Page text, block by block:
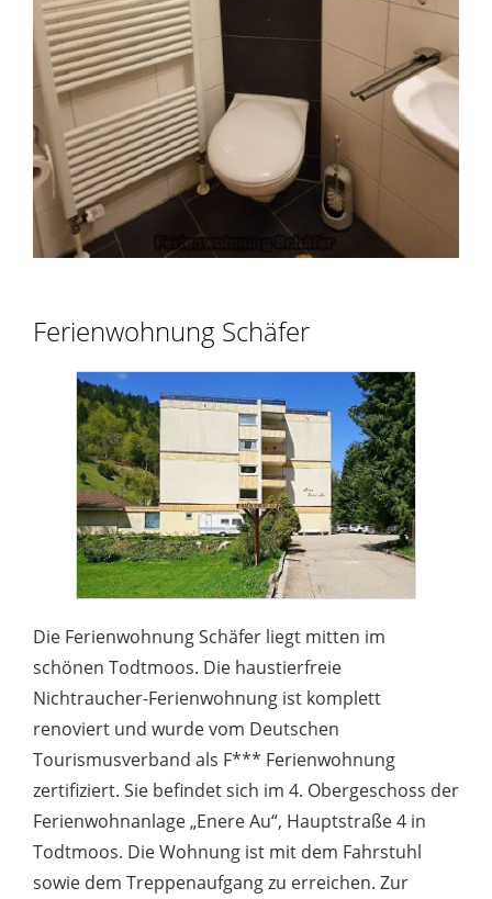
Ferienwohnung Schäfer
Die Ferienwohnung Schäfer liegt mitten im
schönen Todtmoos. Die haustierfreie
Nichtraucher-Ferienwohnung ist komplett
renoviert und wurde vom Deutschen
Tourismusverband als F*** Ferienwohnung
zertifiziert. Sie befindet sich im 4. Obergeschoss der
Ferienwohnanlage „Enere Au“, Hauptstraße 4 in
Todtmoos. Die Wohnung ist mit dem Fahrstuhl
sowie dem Treppenaufgang zu erreichen. Zur